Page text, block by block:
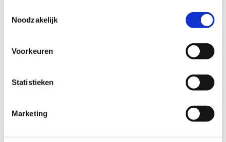
Noodzakelijk
Voorkeuren
Statistieken
Marketing
Stel direct uw vraag